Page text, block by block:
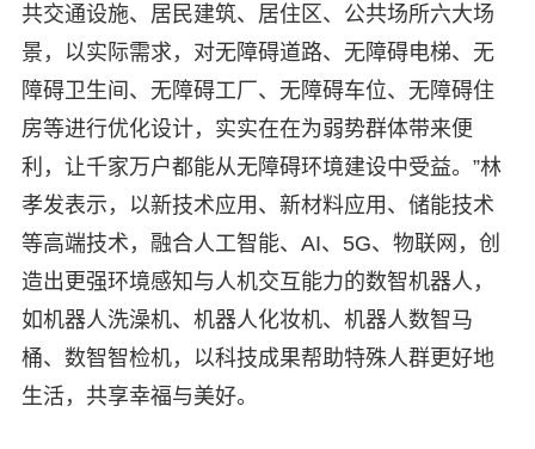
共交通设施、居民建筑、居住区、公共场所六大场
景，以实际需求，对无障碍道路、无障碍电梯、无
障碍卫生间、无障碍工厂、无障碍车位、无障碍住
房等进行优化设计，实实在在为弱势群体带来便
利，让千家万户都能从无障碍环境建设中受益。”林
孝发表示，以新技术应用、新材料应用、储能技术
等高端技术，融合人工智能、AI、5G、物联网，创
造出更强环境感知与人机交互能力的数智机器人，
如机器人洗澡机、机器人化妆机、机器人数智马
桶、数智智检机，以科技成果帮助特殊人群更好地
生活，共享幸福与美好。